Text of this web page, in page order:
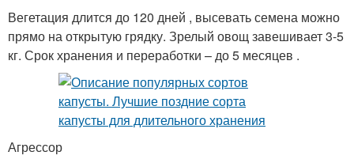
Вегетация длится до 120 дней , высевать семена можно
прямо на открытую грядку. Зрелый овощ завешивает 3-5
кг. Срок хранения и переработки – до 5 месяцев .
Агрессор